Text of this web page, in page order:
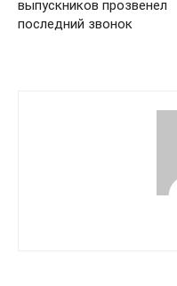
выпускников прозвенел
последний звонок